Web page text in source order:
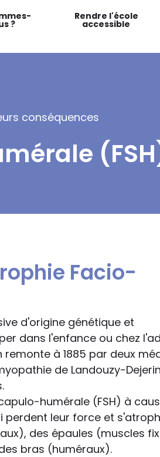
?
Rendre l'école
accessible
conséquences
Facio-
d'origine génétique et
dans l'enfance ou chez
à 1885 par deux
de Landouzy-
humérale (FSH) à
leur force et
des épaules (muscles
bras (huméraux).